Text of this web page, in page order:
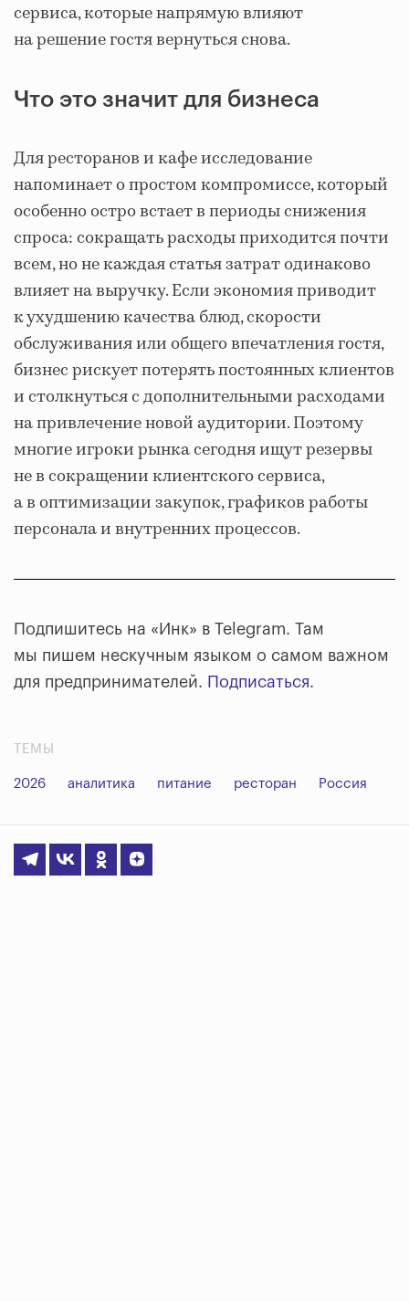
сервиса, которые напрямую влияют
на решение гостя вернуться снова.
Что это значит для бизнеса
Для ресторанов и кафе исследование
напоминает о простом компромиссе, который
особенно остро встает в периоды снижения
спроса: сокращать расходы приходится почти
всем, но не каждая статья затрат одинаково
влияет на выручку. Если экономия приводит
к ухудшению качества блюд, скорости
обслуживания или общего впечатления гостя,
бизнес рискует потерять постоянных клиентов
и столкнуться с дополнительными расходами
на привлечение новой аудитории. Поэтому
многие игроки рынка сегодня ищут резервы
не в сокращении клиентского сервиса,
а в оптимизации закупок, графиков работы
персонала и внутренних процессов.
Подпишитесь на «Инк» в Telegram. Там
мы пишем нескучным языком о самом важном
для предпринимателей. Подписаться.
ТЕМЫ
2026 аналитика питание ресторан Россия